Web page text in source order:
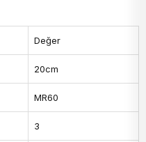
Değer
20cm
MR60
3